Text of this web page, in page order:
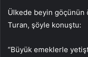
Ülkede beyin
Turan, şöyle konuştu:
“Büyük emeklerle